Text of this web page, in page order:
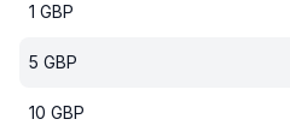
1 GBP
5 GBP
10 GBP